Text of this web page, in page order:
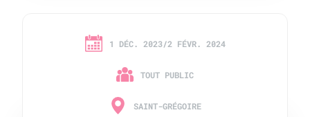
1 DÉC. 2023/2 FÉVR. 2024
TOUT PUBLIC
SAINT-GRÉGOIRE